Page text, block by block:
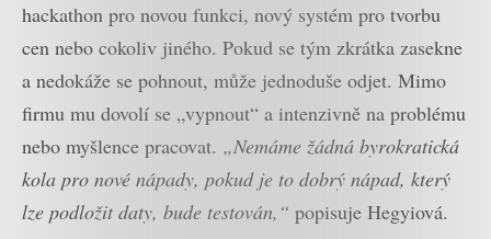
hackathon pro novou funkci, nový systém pro tvorbu
cen nebo cokoliv jiného. Pokud se tým zkrátka zasekne
a nedokáže se pohnout, může jednoduše odjet. Mimo
firmu mu dovolí se „vypnout“ a intenzivně na problému
nebo myšlence pracovat. „Nemáme žádná byrokratická
kola pro nové nápady, pokud je to dobrý nápad, který
lze podložit daty, bude testován,“ popisuje Hegyiová.